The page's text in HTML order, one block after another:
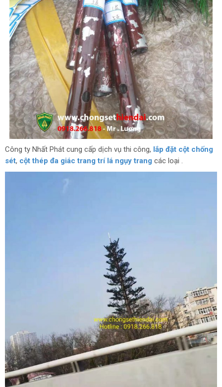
Công ty Nhất Phát cung cấp dịch vụ thi công, lắp đặt cột chống
sét, cột thép đa giác trang trí lá ngụy trang các loại .